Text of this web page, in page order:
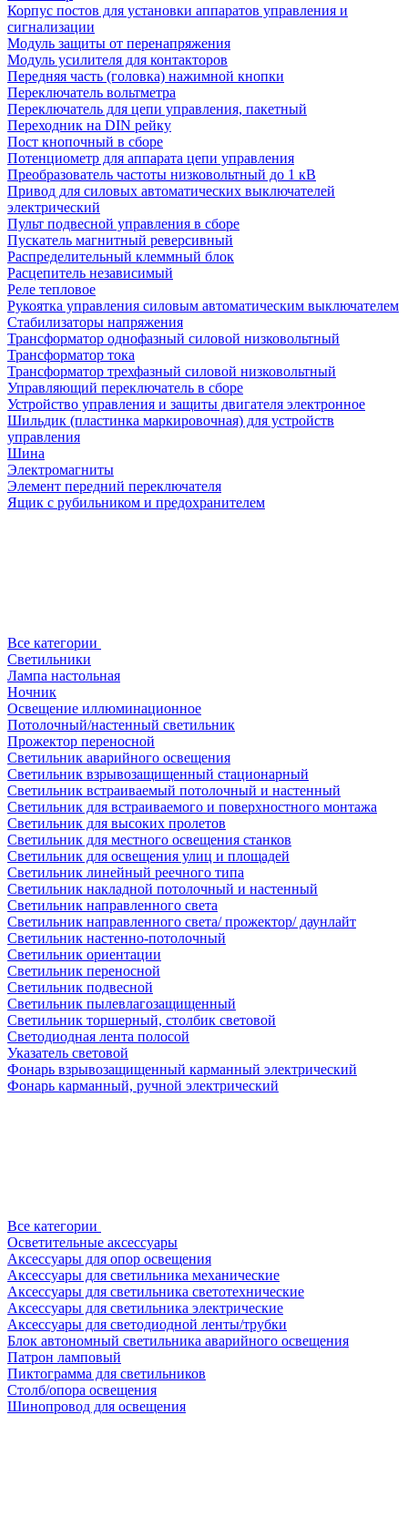
Корпус постов для установки аппаратов управления и
сигнализации
Модуль защиты от перенапряжения
Модуль усилителя для контакторов
Передняя часть (головка) нажимной кнопки
Переключатель вольтметра
Переключатель для цепи управления, пакетный
Переходник на DIN рейку
Пост кнопочный в сборе
Потенциометр для аппарата цепи управления
Преобразователь частоты низковольтный до 1 кВ
Привод для силовых автоматических выключателей
электрический
Пульт подвесной управления в сборе
Пускатель магнитный реверсивный
Распределительный клеммный блок
Расцепитель независимый
Реле тепловое
Рукоятка управления силовым автоматическим выключателем
Стабилизаторы напряжения
Трансформатор однофазный силовой низковольтный
Трансформатор тока
Трансформатор трехфазный силовой низковольтный
Управляющий переключатель в сборе
Устройство управления и защиты двигателя электронное
Шильдик (пластинка маркировочная) для устройств
управления
Шина
Электромагниты
Элемент передний переключателя
Ящик с рубильником и предохранителем
Все категории
Светильники
Лампа настольная
Ночник
Освещение иллюминационное
Потолочный/настенный светильник
Прожектор переносной
Светильник аварийного освещения
Светильник взрывозащищенный стационарный
Светильник встраиваемый потолочный и настенный
Светильник для встраиваемого и поверхностного монтажа
Светильник для высоких пролетов
Светильник для местного освещения станков
Светильник для освещения улиц и площадей
Светильник линейный реечного типа
Светильник накладной потолочный и настенный
Светильник направленного света
Светильник направленного света/ прожектор/ даунлайт
Светильник настенно-потолочный
Светильник ориентации
Светильник переносной
Светильник подвесной
Светильник пылевлагозащищенный
Светильник торшерный, столбик световой
Светодиодная лента полосой
Указатель световой
Фонарь взрывозащищенный карманный электрический
Фонарь карманный, ручной электрический
Все категории
Осветительные аксессуары
Аксессуары для опор освещения
Аксессуары для светильника механические
Аксессуары для светильника светотехнические
Аксессуары для светильника электрические
Аксессуары для светодиодной ленты/трубки
Блок автономный светильника аварийного освещения
Патрон ламповый
Пиктограмма для светильников
Столб/опора освещения
Шинопровод для освещения